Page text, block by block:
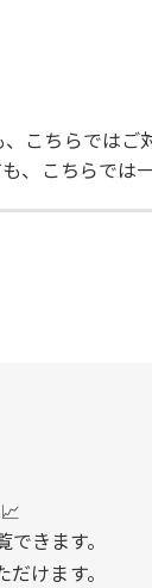
こちらではご
、こちらでは
できます。
けます。